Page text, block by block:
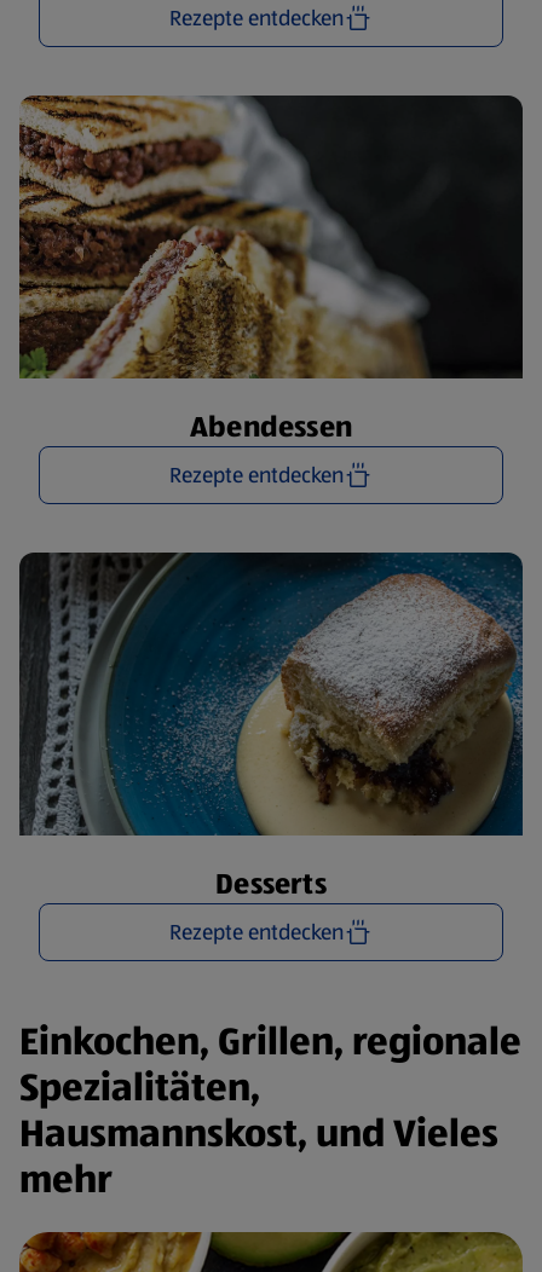
Rezepte entdecken
Abendessen
Rezepte entdecken
Desserts
Rezepte entdecken
Einkochen, Grillen, regionale
Spezialitäten,
Hausmannskost, und Vieles
mehr